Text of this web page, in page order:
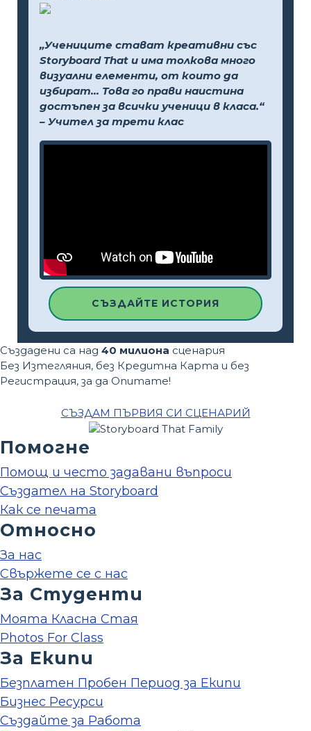
„Учениците стават креативни със
Storyboard That и има толкова много
визуални елементи, от които да
избират... Това го прави наистина
достъпен за всички ученици в класа.“
– Учител за трети клас
СЪЗДАЙТЕ ИСТОРИЯ
Създадени са над 40 милиона сценария
Без Изтегляния, без Кредитна Карта и без
Регистрация, за да Опитате!
СЪЗДАМ ПЪРВИЯ СИ СЦЕНАРИЙ
Помогне
Помощ и често задавани въпроси
Създател на Storyboard
Как се печата
Относно
За нас
Свържете се с нас
За Студенти
Моята Класна Стая
Photos For Class
За Екипи
Безплатен Пробен Период за Екипи
Бизнес Ресурси
Създайте за Работа